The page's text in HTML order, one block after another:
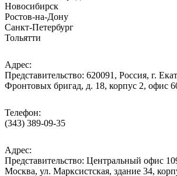
Новосибирск
Ростов-на-Дону
Санкт-Петербург
Тольятти
Адрес:
Представительство: 620091, Россия, г.
Фронтовых бригад, д. 18, корпус 2, офис
Телефон:
(343) 389-09-35
Адрес:
Представительство: Центральный офис
Москва, ул. Марксистская, здание 34,